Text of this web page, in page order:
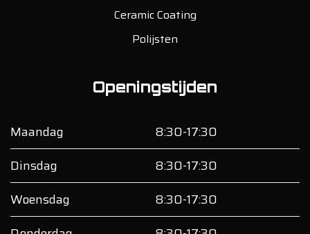
Ceramic Coating
Polijsten
Openingstijden
Maandag
8:30-17:30
Dinsdag
8:30-17:30
Woensdag
8:30-17:30